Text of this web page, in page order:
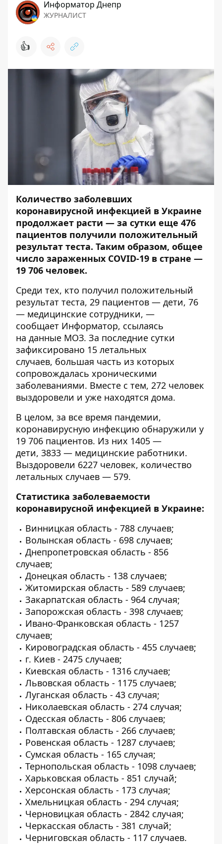
Информатор Днепр
ЖУРНАЛИСТ
👍
Количество заболевших
коронавирусной инфекцией в Украине
продолжает расти — за сутки еще 476
пациентов получили положительный
результат теста. Таким образом, общее
число зараженных COVID-19 в стране —
19 706 человек.
Среди тех, кто получил положительный
результат теста, 29 пациентов — дети, 76
— медицинские сотрудники, —
сообщает Информатор, ссылаясь
на данные МОЗ. За последние сутки
зафиксировано 15 летальных
случаев, большая часть из которых
сопровождалась хроническими
заболеваниями. Вместе с тем, 272 человек
выздоровели и уже находятся дома.
В целом, за все время пандемии,
коронавирусную инфекцию обнаружили у
19 706 пациентов. Из них 1405 —
дети, 3833 — медицинские работники.
Выздоровели 6227 человек, количество
летальных случаев — 579.
Статистика заболеваемости
коронавирусной инфекцией в Украине:
Винницкая область - 788 случаев;
Волынская область - 698 случаев;
Днепропетровская область - 856
случаев;
Донецкая область - 138 случаев;
Житомирская область - 589 случаев;
Закарпатская область - 964 случая;
Запорожская область - 398 случаев;
Ивано-Франковская область - 1257
случаев;
Кировоградская область - 455 случаев;
г. Киев - 2475 случаев;
Киевская область - 1316 случаев;
Львовская область - 1175 случаев;
Луганская область - 43 случая;
Николаевская область - 274 случая;
Одесская область - 806 случаев;
Полтавская область - 266 случаев;
Ровенская область - 1287 случаев;
Сумская область - 165 случая;
Тернопольская область - 1098 случаев;
Харьковская область - 851 случай;
Херсонская область - 173 случая;
Хмельницкая область - 294 случая;
Черновицкая область - 2842 случая;
Черкасская область - 381 случай;
Черниговская область - 117 случаев.